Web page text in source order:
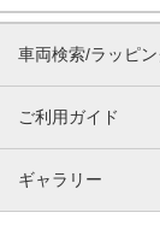
車両検索/ラッピ
ご利用ガイド
ギャラリー